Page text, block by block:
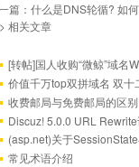
篇： 什么是DNS轮循? 如
相关文章
[转帖]国人收购“微鲸”域名
价值千万top双拼域名 双十
收费邮局与免费邮局的区别
Discuz! 5.0.0 URL
(asp.net)关于
常见术语介绍